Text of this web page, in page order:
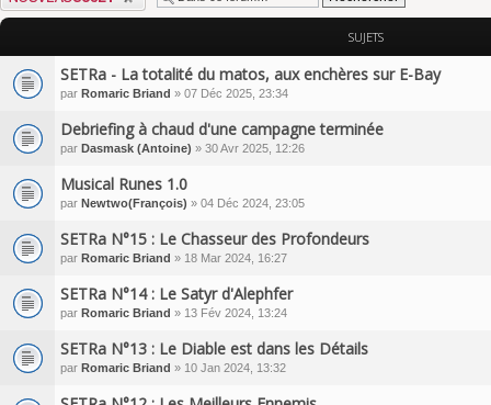
SUJETS
SETRa - La totalité du matos, aux enchères sur E-Bay
par Romaric Briand » 07 Déc 2025, 23:34
Debriefing à chaud d'une campagne terminée
par Dasmask (Antoine) » 30 Avr 2025, 12:26
Musical Runes 1.0
par Newtwo(François) » 04 Déc 2024, 23:05
SETRa N°15 : Le Chasseur des Profondeurs
par Romaric Briand » 18 Mar 2024, 16:27
SETRa N°14 : Le Satyr d'Alephfer
par Romaric Briand » 13 Fév 2024, 13:24
SETRa N°13 : Le Diable est dans les Détails
par Romaric Briand » 10 Jan 2024, 13:32